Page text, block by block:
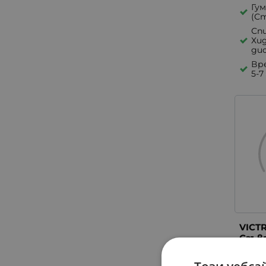
5-7